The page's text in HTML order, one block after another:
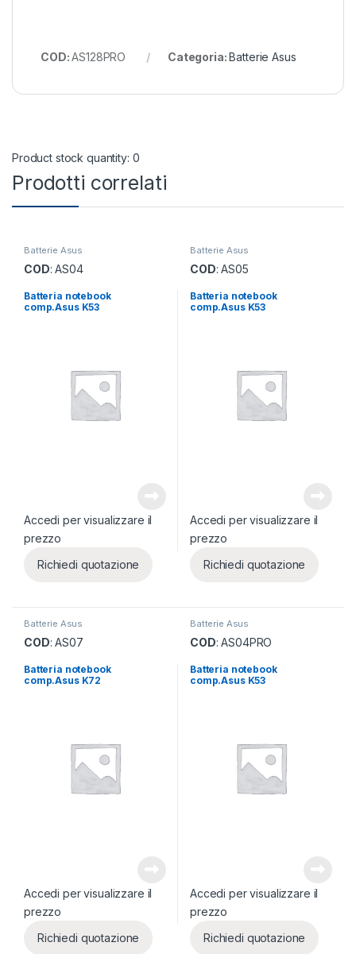
COD:AS128PRO Categoria:Batterie Asus
Product stock quantity: 0
Prodotti correlati
Batterie Asus
COD: AS04
Batteria notebook
comp.Asus K53
Accedi per visualizzare il
prezzo
Richiedi quotazione
Batterie Asus
COD: AS05
Batteria notebook
comp.Asus K53
Accedi per visualizzare il
prezzo
Richiedi quotazione
Batterie Asus
COD: AS07
Batteria notebook
comp.Asus K72
Accedi per visualizzare il
prezzo
Richiedi quotazione
Batterie Asus
COD: AS04PRO
Batteria notebook
comp.Asus K53
Accedi per visualizzare il
prezzo
Richiedi quotazione